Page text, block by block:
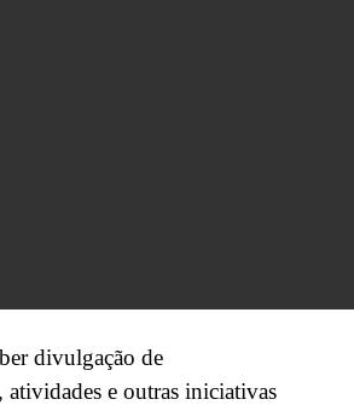
divulgação de
atividades e outras iniciativas